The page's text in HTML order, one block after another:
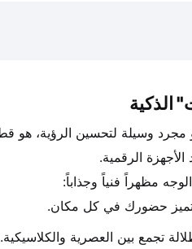
الرقمية.
مظهراً فنياً وجذاباً:
تميز حضورك في كل مكان.
تجمع بين العصرية والكلاسيكية.